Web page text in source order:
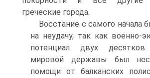
греческие города.
Восстание с самого начала
на неудачу, так как военно-
потенциал двух
мировой державы был
помощи от балканских